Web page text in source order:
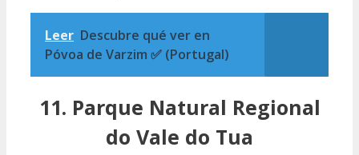
Leer Descubre qué ver en
Póvoa de Varzim ✅ (Portugal)
11. Parque Natural Regional
do Vale do Tua